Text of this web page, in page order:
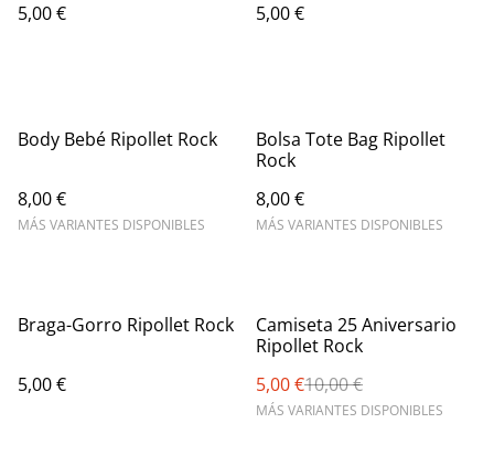
5,00 €
5,00 €
Body Bebé Ripollet Rock
8,00 €
MÁS VARIANTES DISPONIBLES
Bolsa Tote Bag Ripollet
Rock
8,00 €
MÁS VARIANTES DISPONIBLES
Braga-Gorro Ripollet Rock
5,00 €
%
Camiseta 25 Aniversario
Ripollet Rock
5,00 €10,00 €
MÁS VARIANTES DISPONIBLES